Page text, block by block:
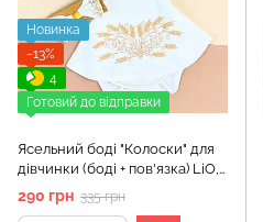
Новинка
−13%
4
Готовий до відправки
Ясельний боді "Колоски" для
дівчинки (боді + пов'язка) LiО,
290 грн 335 грн